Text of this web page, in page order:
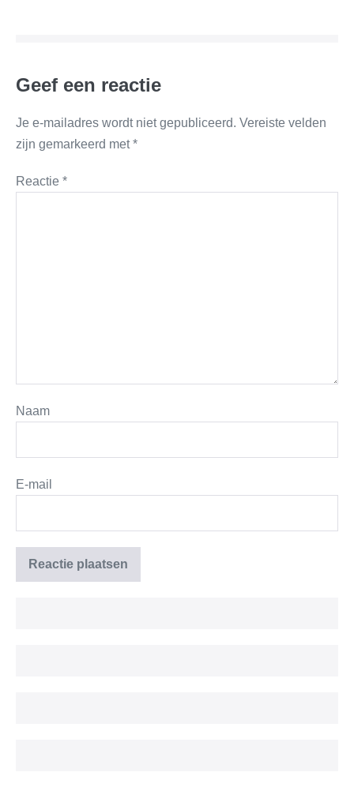
Geef een reactie
Je e-mailadres wordt niet gepubliceerd. Vereiste velden
zijn gemarkeerd met*
Reactie *
Naam
E-mail